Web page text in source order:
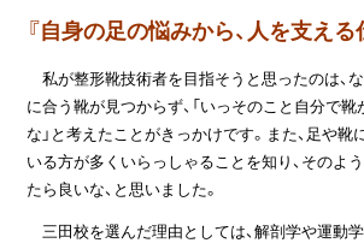
『自身の足の悩みから、人を支える
私が整形靴技術者を目指そうと思ったのは、
に合う靴が見つからず、「いっそのこと自分で
な」と考えたことがきっかけです。また、足や
いる方が多くいらっしゃることを知り、そのよ
たら良いな、と思いました。
三田校を選んだ理由としては、解剖学や運動